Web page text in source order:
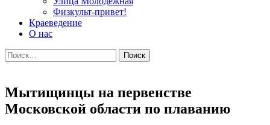
Физкульт-привет!
Краеведение
О нас
Найти:
Мытищинцы на первенстве
Московской области по плаванию